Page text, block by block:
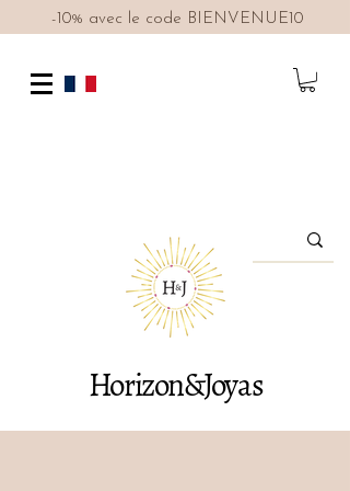
Horizon&Joyas
-10% avec le code BIENVENUE10